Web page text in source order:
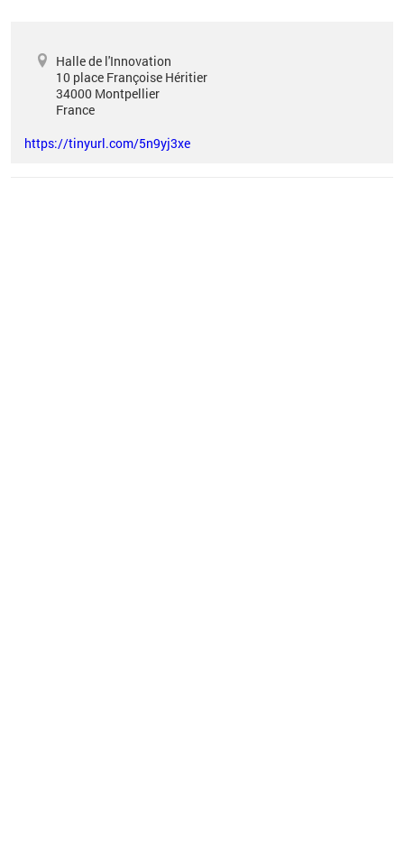
Halle de l'Innovation
10 place Françoise Héritier
34000 Montpellier
France
https://tinyurl.com/5n9yj3xe